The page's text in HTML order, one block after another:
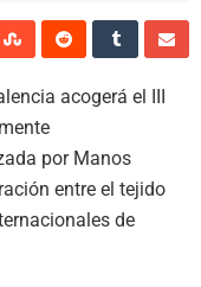
acogerá el III
por Manos
entre el tejido
de